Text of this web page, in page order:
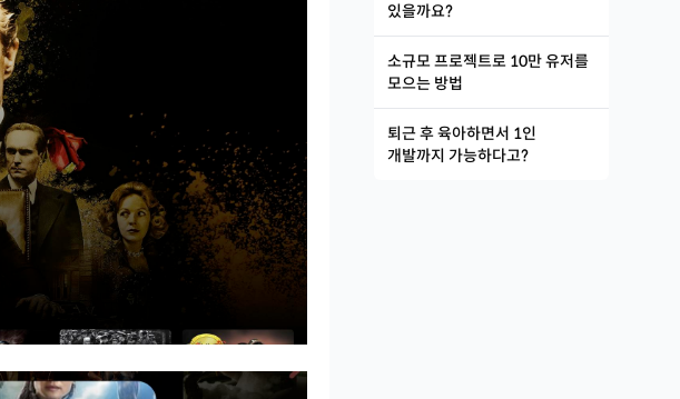
있을까요?
소규모 프로젝트로 10만 유저를
모으는 방법
퇴근 후 육아하면서 1인
개발까지 가능하다고?